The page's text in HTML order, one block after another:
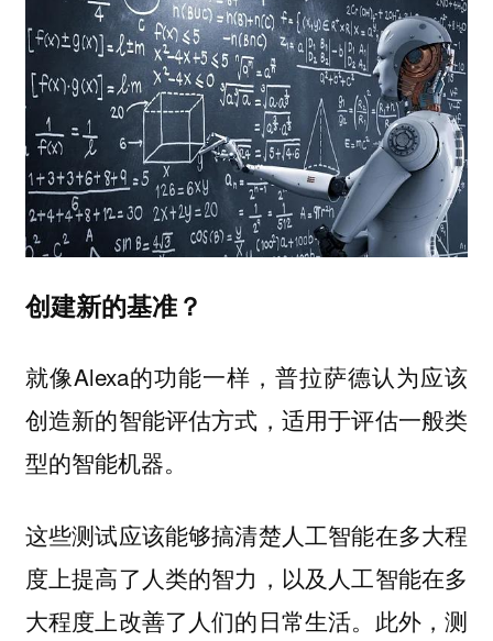
创建新的基准？
就像Alexa的功能一样，普拉萨德认为应该
创造新的智能评估方式，适用于评估一般类
型的智能机器。
这些测试应该能够搞清楚人工智能在多大程
度上提高了人类的智力，以及人工智能在多
大程度上改善了人们的日常生活。此外，测